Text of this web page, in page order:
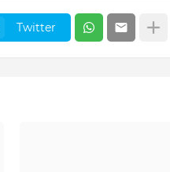
Twitter